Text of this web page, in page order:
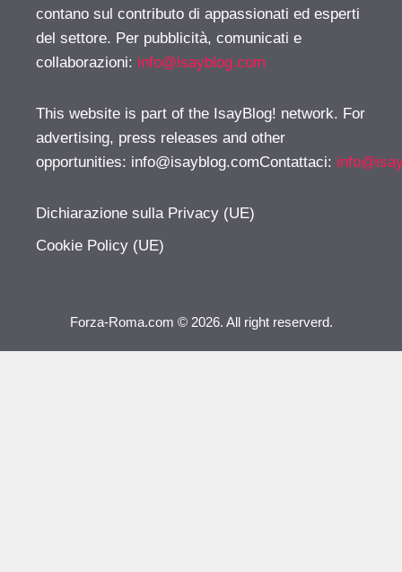
contano sul contributo di appassionati ed esperti
del settore. Per pubblicità, comunicati e
collaborazioni: info@isayblog.com
This website is part of the IsayBlog! network. For
advertising, press releases and other
opportunities: info@isayblog.comContattaci:
Dichiarazione sulla Privacy (UE)
Cookie Policy (UE)
Forza-Roma.com © 2026. All right reserverd.